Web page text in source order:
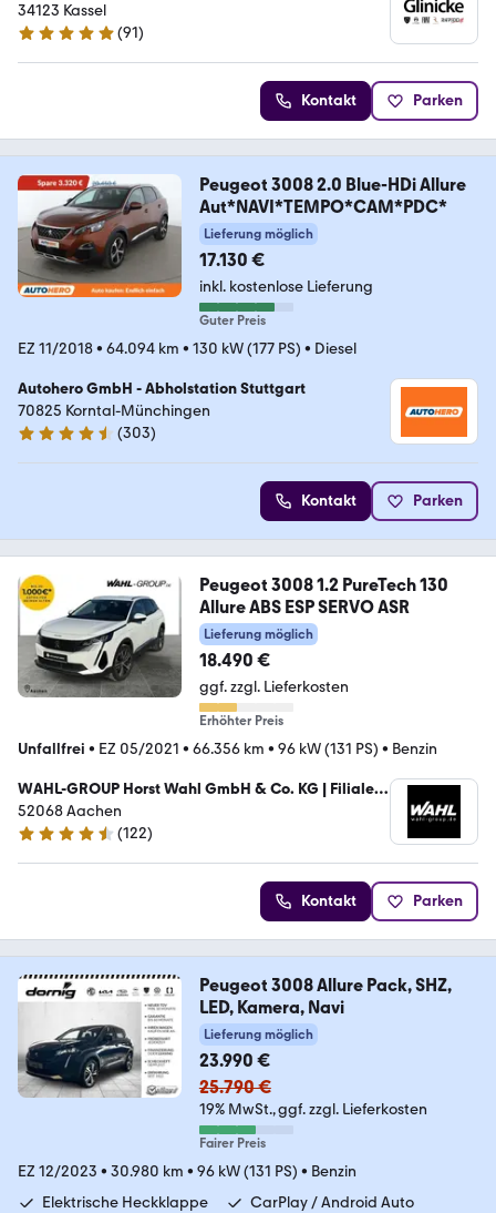
34123 Kassel
4.8 Sterne
(91)
Kontakt Parken
Peugeot 3008 2.0 Blue-HDi Allure
Aut*NAVI*TEMPO*CAM*PDC*
Lieferung möglich
17.130 €
inkl. kostenlose Lieferung
Guter Preis
EZ 11/2018• 64.094 km • 130 kW (177 PS) • Diesel
Autohero GmbH - Abholstation Stuttgart
70825 Korntal-Münchingen
4.4 Sterne
(303)
Kontakt Parken
Peugeot 3008 1.2 PureTech 130
Allure ABS ESP SERVO ASR
Lieferung möglich
18.490 €
ggf. zzgl. Lieferkosten
Erhöhter Preis
Unfallfrei • EZ 05/2021 • 66.356 km • 96 kW (131 PS) • Benzin
WAHL-GROUP Horst Wahl GmbH & Co. KG | Filiale
Aachen
52068 Aachen
4.6 Sterne
(122)
Kontakt Parken
Peugeot 3008 Allure Pack, SHZ,
LED, Kamera, Navi
Lieferung möglich
23.990 €
25.790 €
19% MwSt. ggf. zzgl. Lieferkosten
Fairer Preis
EZ 12/2023 • 30.980 km • 96 kW (131 PS) • Benzin
Elektrische Heckklappe
CarPlay / Android Auto